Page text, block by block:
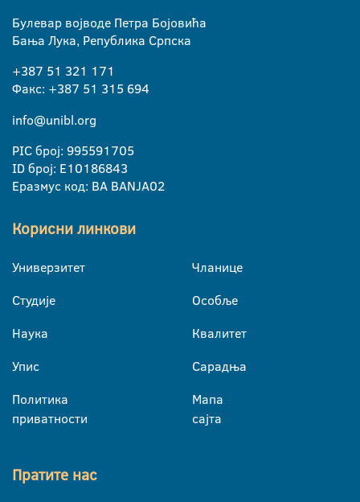
Булевар војводе Петра Бојовића
Бања Лука, Република Српска
+387 51 321 171
Факс: +387 51 315 694
info@unibl.org
PIC број: 995591705
ID број: E10186843
Еразмус код: BA BANJA02
Корисни линкови
Универзитет
Студије
Наука
Упис
Политика
приватности
Чланице
Особље
Квалитет
Сарадња
Мапа
сајта
Пратите нас